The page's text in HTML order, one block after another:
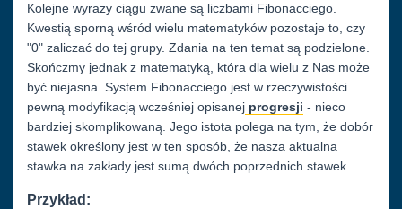
Kolejne wyrazy ciągu zwane są liczbami Fibonacciego.
Kwestią sporną wśród wielu matematyków pozostaje to, czy
"0" zaliczać do tej grupy. Zdania na ten temat są podzielone.
Skończmy jednak z matematyką, która dla wielu z Nas może
być niejasna. System Fibonacciego jest w rzeczywistości
pewną modyfikacją wcześniej opisanej progresji - nieco
bardziej skomplikowaną. Jego istota polega na tym, że dobór
stawek określony jest w ten sposób, że nasza aktualna
stawka na zakłady jest sumą dwóch poprzednich stawek.
Przykład: